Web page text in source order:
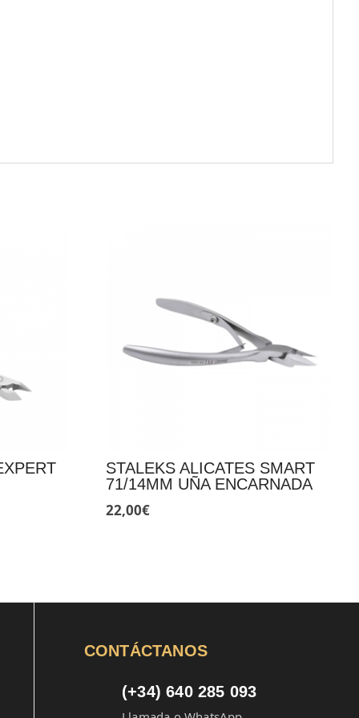
STALEKS ALICATES SMART
71/14MM UÑA ENCARNADA
22,00€
CONTÁCTANOS
(+34) 640 285 093